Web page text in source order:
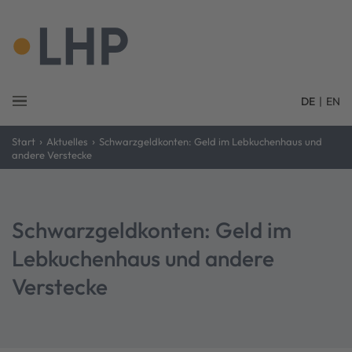
DE | EN
Start › Aktuelles › Schwarzgeldkonten: Geld im Lebkuchenhaus und
andere Verstecke
Schwarzgeldkonten: Geld im
Lebkuchenhaus und andere
Verstecke